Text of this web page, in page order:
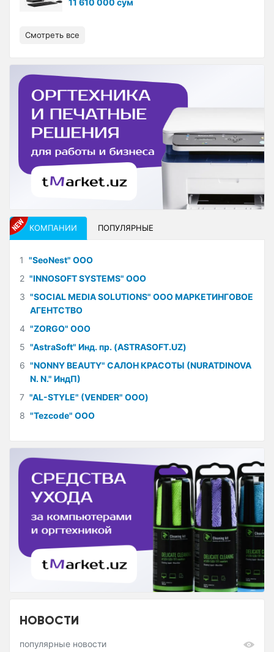
Смотреть все
КОМПАНИИ ПОПУЛЯРНЫЕ
1 "SeoNest" ООО
2 "INNOSOFT SYSTEMS" ООО
3 "SOCIAL MEDIA SOLUTIONS" ООО МАРКЕТИНГОВОЕ
АГЕНТСТВО
4 "ZORGO" ООО
5 "AstraSoft" Инд. пр. (ASTRASOFT.UZ)
6 "NONNY BEAUTY" САЛОН КРАСОТЫ (NURATDINOVA
N. N." ИндП)
7 "AL-STYLE" (VENDER" ООО)
8 "Tezcode" ООО
НОВОСТИ
популярные новости